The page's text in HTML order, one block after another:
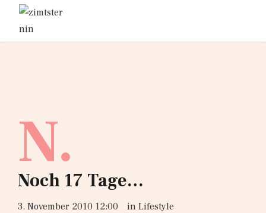
N.
Noch 17 Tage…
3. November 2010 12:00 in Lifestyle